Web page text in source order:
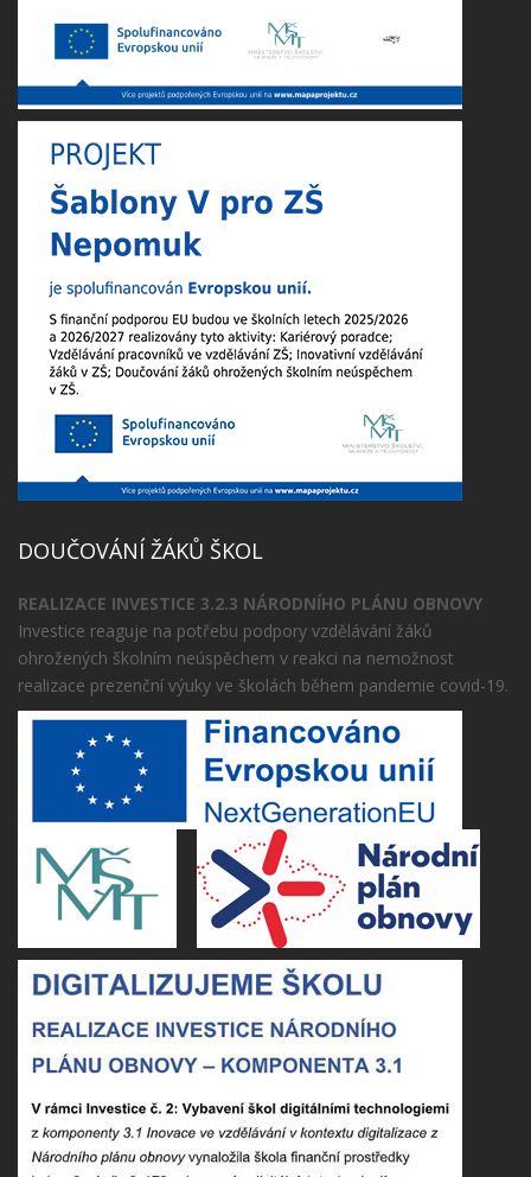
DOUČOVÁNÍ ŽÁKŮ ŠKOL
REALIZACE INVESTICE 3.2.3 NÁRODNÍHO PLÁNU OBNOVY
Investice reaguje na potřebu podpory vzdělávání žáků
ohrožených školním neúspěchem v reakci na nemožnost
realizace prezenční výuky ve školách během pandemie covid-19.